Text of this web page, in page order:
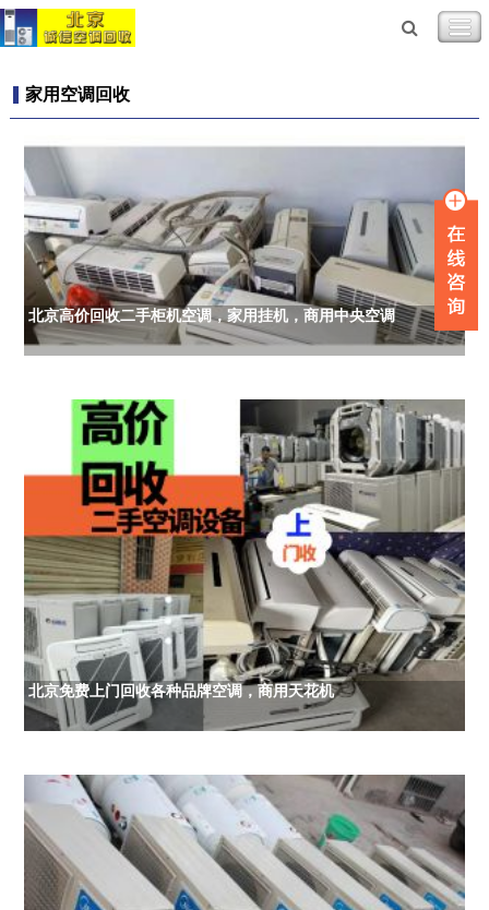
家用空调回收
北京高价回收二手柜机空调，家用挂机，商用中央空调
北京免费上门回收各种品牌空调，商用天花机